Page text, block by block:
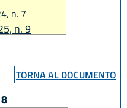
n. 7
n. 9
TORNA AL DOCUMENTO